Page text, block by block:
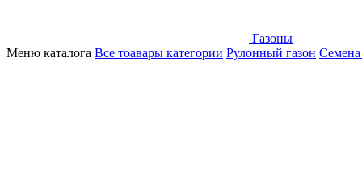
Газоны
Меню каталога Все тоавары категории Рулонный газон Семена